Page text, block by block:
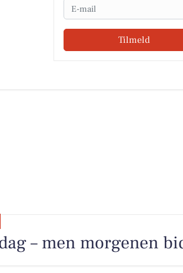
Email
Tilmeld
– men morgenen